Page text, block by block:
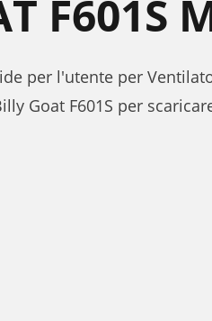
F601S
per l'utente per
Goat F601S per